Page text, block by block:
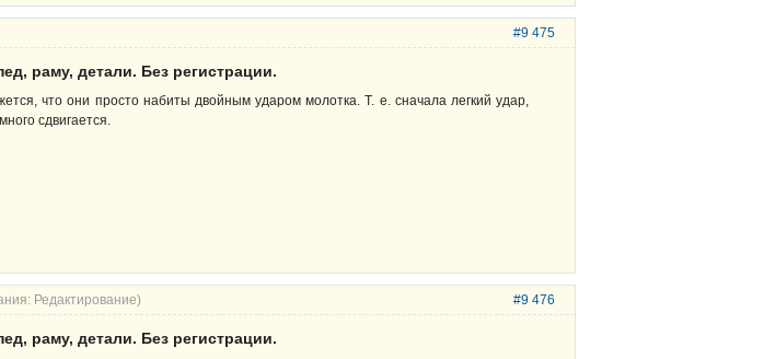
#9 475
раму, детали. Без регистрации.
что они просто набиты двойным ударом молотка. Т. е. сначала легкий удар,
сдвигается.
#9 476
Редактирование)
раму, детали. Без регистрации.